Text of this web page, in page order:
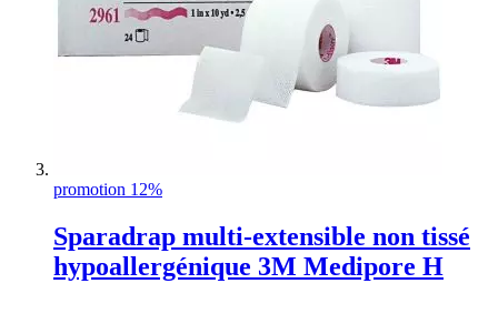
promotion 12%
Sparadrap multi-extensible non tissé
hypoallergénique 3M Medipore H